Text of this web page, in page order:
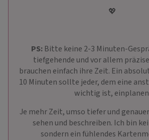
💖
PS:Bitte keine 2-3 Minuten-
tiefgehende und vor allem
brauchen einfach ihre Zeit. Ein
10 Minuten sollte jeder, dem eine
wichtig ist,
Je mehr Zeit, umso tiefer und
sehen und beschreiben. Ich bin
sondern ein fühlendes